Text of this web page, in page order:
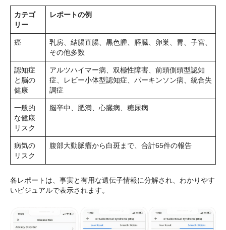
カテゴ
リー
レポートの例
癌
乳房、結腸直腸、黒色腫、膵臓、卵巣、胃、子宮、
その他多数
認知症
と脳の
健康
アルツハイマー病、双極性障害、前頭側頭型認知
症、レビー小体型認知症、パーキンソン病、統合失
調症
一般的
な健康
リスク
脳卒中、肥満、心臓病、糖尿病
病気の
リスク
腹部大動脈瘤から白斑まで、合計65件の報告
各レポートは、事実と有用な遺伝子情報に分解され、わかりやす
いビジュアルで表示されます。